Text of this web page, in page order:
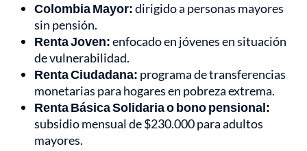
Colombia Mayor:dirigido a personas mayores
sin pensión.
Renta Joven:enfocado en jóvenes en situación
de vulnerabilidad.
Renta Ciudadana: programa de transferencias
monetarias para hogares en pobreza extrema.
Renta Básica Solidaria o bono pensional:
subsidio mensual de $230.000 para adultos
mayores.